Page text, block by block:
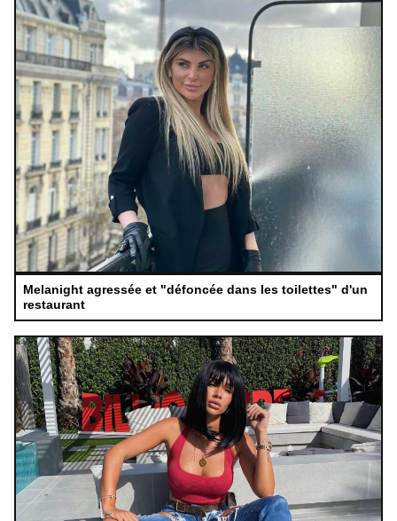
Melanight agressée et "défoncée dans les toilettes" d'un
restaurant